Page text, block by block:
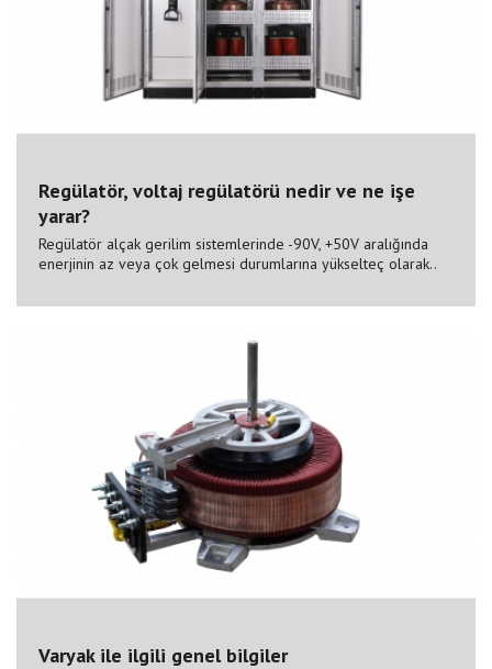
Regülatör, voltaj regülatörü nedir ve ne işe
yarar?
Regülatör alçak gerilim sistemlerinde -90V, +50V aralığında
enerjinin az veya çok gelmesi durumlarına yükselteç olarak..
Varyak ile ilgili genel bilgiler